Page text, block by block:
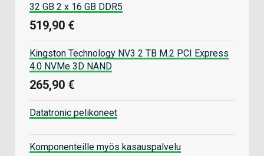
32 GB 2 x 16 GB DDR5
519,90 €
Kingston Technology NV3 2 TB M.2 PCI Express
4.0 NVMe 3D NAND
265,90 €
Datatronic pelikoneet
Komponenteille myös kasauspalvelu